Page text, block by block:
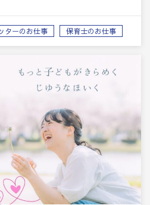
ターのお仕事
保育士のお仕事